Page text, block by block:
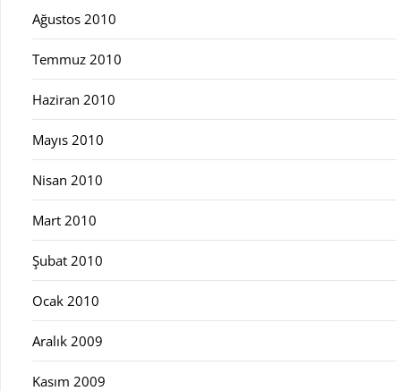
Ağustos 2010
Temmuz 2010
Haziran 2010
Mayıs 2010
Nisan 2010
Mart 2010
Şubat 2010
Ocak 2010
Aralık 2009
Kasım 2009